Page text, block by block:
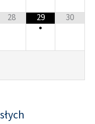
28
29
•
30